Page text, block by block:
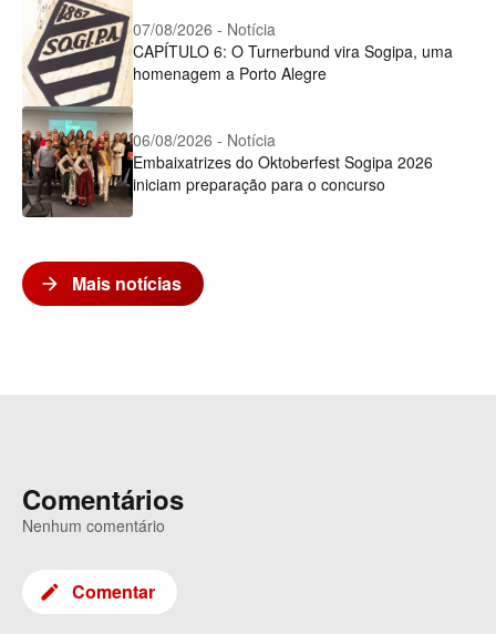
07/08/2026 - Notícia
CAPÍTULO 6: O Turnerbund vira Sogipa, uma
homenagem a Porto Alegre
06/08/2026 - Notícia
Embaixatrizes do Oktoberfest Sogipa 2026
iniciam preparação para o concurso
arrow_forward Mais notícias
Comentários
Nenhum comentário
create Comentar